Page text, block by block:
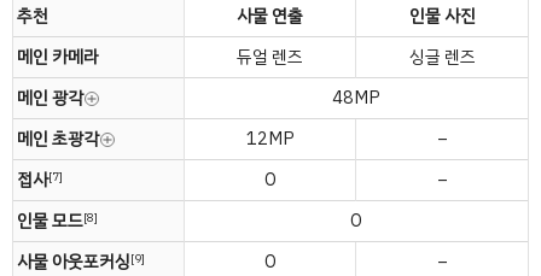
추천 사물 연출
인물 사진
메인 카메라
듀얼 렌즈
싱글 렌즈
메인 광각
48MP
메인 초광각
12MP
–
접사[7] O
–
인물 모드[8]
O
사물 아웃포커싱[9] O
–